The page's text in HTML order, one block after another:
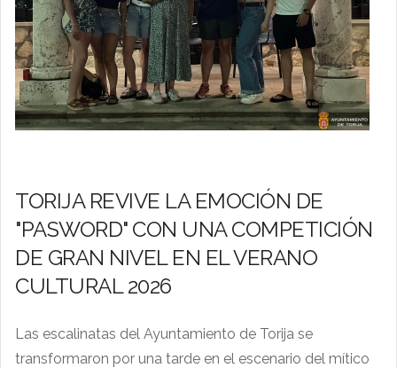
TORIJA REVIVE LA EMOCIÓN DE
"PASWORD" CON UNA COMPETICIÓN
DE GRAN NIVEL EN EL VERANO
CULTURAL 2026
Las escalinatas del Ayuntamiento de Torija se
transformaron por una tarde en el escenario del mítico